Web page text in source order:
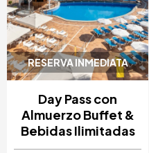
RESERVA INMEDIATA
Day Pass con
Almuerzo Buffet &
Bebidas Ilimitadas